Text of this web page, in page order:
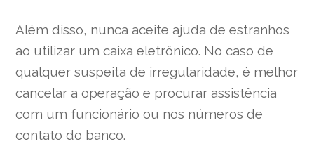
Além disso, nunca aceite ajuda de estranhos
ao utilizar um caixa eletrônico. No caso de
qualquer suspeita de irregularidade, é melhor
cancelar a operação e procurar assistência
com um funcionário ou nos números de
contato do banco.